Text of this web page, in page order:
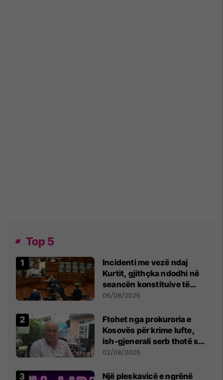
Top 5
Incidenti me vezë ndaj
Kurtit, gjithçka ndodhi në
seancën konstituive të
Kuvendit
06/08/2026
Ftohet nga prokuroria e
Kosovës për krime lufte,
ish-gjenerali serb thotë se
dikush e tradhtoi në
02/08/2026
Një pleskavicë e ngrënë